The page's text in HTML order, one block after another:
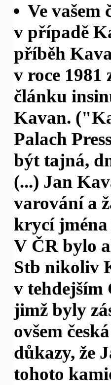
Ve
v případě
příběh
v roce 1981
článku
Kavan.
Palach
být tajná,
(...) Jan
varování a
krycí
V ČR bylo
Stb nikoliv
v tehdejším
jimž byly
ovšem
důkazy, že
tohoto